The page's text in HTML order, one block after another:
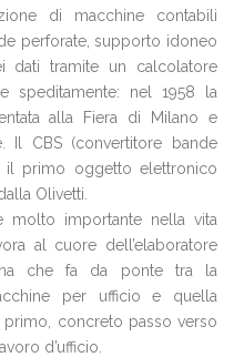
di macchine contabili
perforate, supporto idoneo
dati tramite un calcolatore
speditamente: nel 1958 la
alla Fiera di Milano e
Il CBS (convertitore bande
il primo oggetto elettronico
Olivetti.
molto importante nella vita
al cuore dell’elaboratore
che fa da ponte tra la
per ufficio e quella
primo, concreto passo verso
d’ufficio.